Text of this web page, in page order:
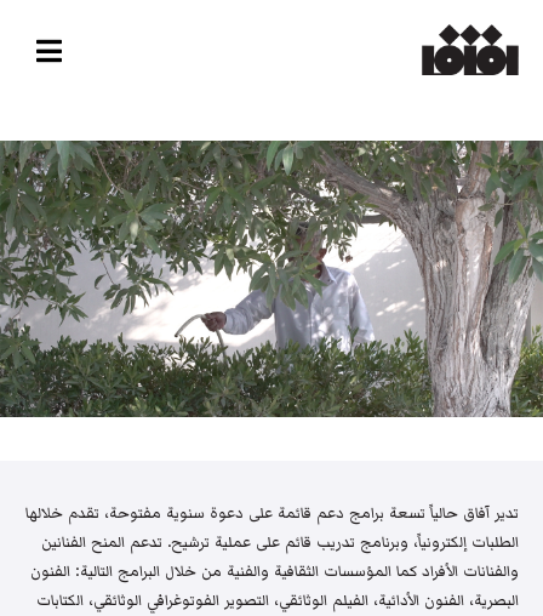
تدير آفاق حالياً تسعة برامج دعم قائمة على دعوة سنوية مفتوحة، تقدم خلالها
الطلبات إلكترونياً، وبرنامج تدريب قائم على عملية ترشيح. تدعم المنح الفنانين
والفنانات الأفراد كما المؤسسات الثقافية والفنية من خلال البرامج التالية: الفنون
البصرية، الفنون الأدائية، الفيلم الوثائقي، التصوير الفوتوغرافي الوثائقي، الكتابات